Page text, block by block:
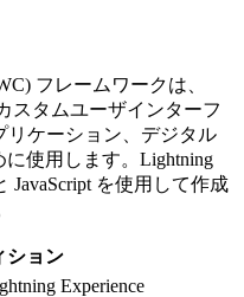
フレームワークは、
スタムユーザインターフ
リケーション、デジタル
使用します。Lightning
JavaScript を使用して作成
ション
Experience